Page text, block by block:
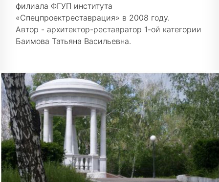
филиала ФГУП института
«Спецпроектреставрация» в 2008 году.
Автор - архитектор-реставратор 1-ой категории
Баимова Татьяна Васильевна.